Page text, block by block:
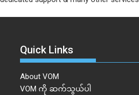
Quick Links
About VOM
VOM ကို ဆက်သွယ်ပါ